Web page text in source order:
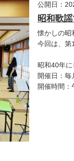
公開日：
昭和歌
懐かしの昭
今回は、第
昭和40年に
開催日：毎
開催時間